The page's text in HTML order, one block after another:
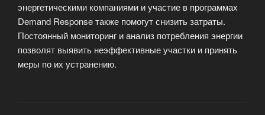
энергетическими компаниями и участие в программах
Demand Response также помогут снизить затраты.
Постоянный мониторинг и анализ потребления энергии
позволят выявить неэффективные участки и принять
меры по их устранению.